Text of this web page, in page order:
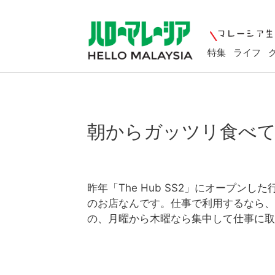
特集 ライフ
朝からガッツリ食べ
昨年「The Hub SS2」にオープンした
のお店なんです。仕事で利用するなら
の、月曜から木曜なら集中して仕事に